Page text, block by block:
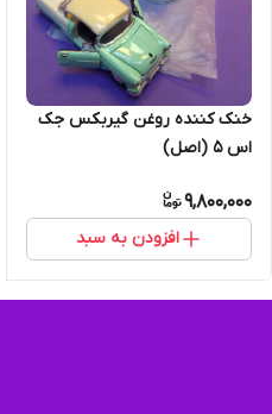
خنک کننده روغن گیربکس جک
اس 5 (اصل)
9,800,000
افزودن به سبد